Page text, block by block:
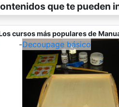
que te pueden
cursos más populares de
-Decoupage básico